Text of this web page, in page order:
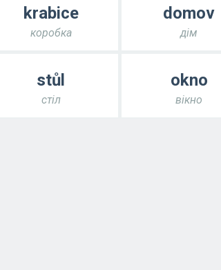
krabice
коробка
domov
дім
stůl
стіл
okno
вікно